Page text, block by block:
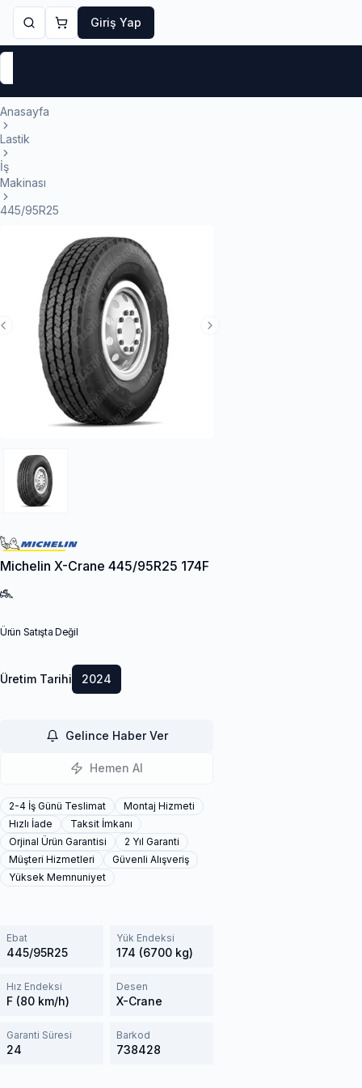
Giriş Yap
Anasayfa
Lastik
İş
Makinası
445/95R25
Next Slide
Previous Slide
Michelin X-Crane 445/95R25 174F
Ürün Satışta Değil
Üretim Tarihi 2024
Gelince Haber Ver
Hemen Al
2-4 İş Günü Teslimat
Montaj Hizmeti
Hızlı İade
Taksit İmkanı
Orjinal Ürün Garantisi
2 Yıl Garanti
Müşteri Hizmetleri
Güvenli Alışveriş
Yüksek Memnuniyet
Ebat
445/95R25
Yük Endeksi
174 (6700 kg)
Hız Endeksi
F (80 km/h)
Desen
X-Crane
Garanti Süresi
24
Barkod
738428